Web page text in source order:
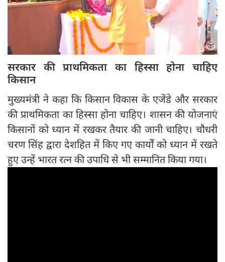
सरकार की प्राथमिकता का हिस्सा होना चाहिए
किसान
मुख्यमंत्री ने कहा कि किसान विकास के एजेंडे और सरकार
की प्राथमिकता का हिस्सा होना चाहिए। शासन की योजनाएं
किसानों को ध्यान में रखकर तैयार की जानी चाहिए। चौधरी
चरण सिंह द्वारा देशहित में किए गए कार्यों को ध्यान में रखते
हुए उन्हें भारत रत्न की उपाधि से भी सम्मानित किया गया।